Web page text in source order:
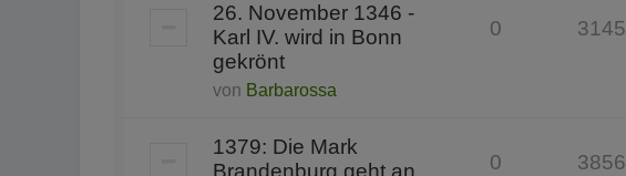
26. November 1346 -
Karl IV. wird in Bonn
gekrönt
von Barbarossa
0 3145
1379: Die Mark
Brandenburg geht an
0 3856